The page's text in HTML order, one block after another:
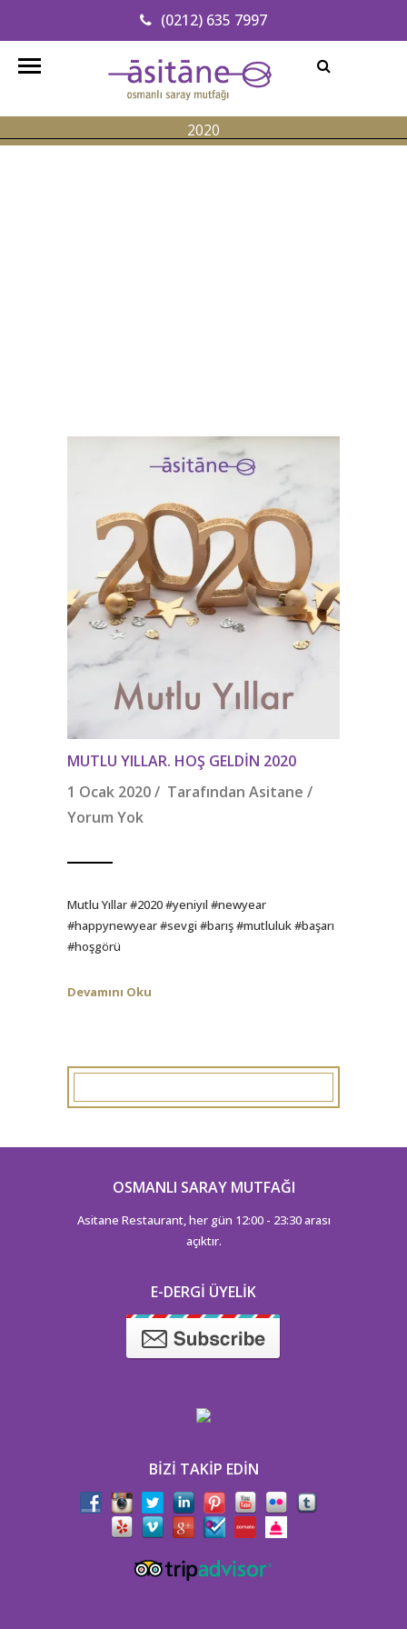
(0212) 635 7997
Adresimizi Bulun
info@asitanerestaurant.com
2020
MUTLU YILLAR. HOŞ GELDIN 2020
1 Ocak 2020 / Tarafından Asitane /
Yorum Yok
Mutlu Yıllar #2020 #yeniyıl #newyear
#happynewyear #sevgi #barış #mutluluk #başarı
#hoşgörü
Devamını Oku
OSMANLI SARAY MUTFAĞI
Asitane Restaurant, her gün 12:00 - 23:30 arası
açıktır.
E-DERGI ÜYELIK
BIZI TAKIP EDIN